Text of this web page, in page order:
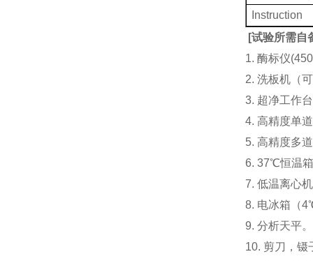
Instruction
[试验所需自
1. 酶标仪
2. 洗板机（
3. 超净工作
4. 高精度单
5. 高精度多
6. 37℃恒温
7. 低温离心
8. 电冰箱（
9. 分析天平。
10. 剪刀，镊